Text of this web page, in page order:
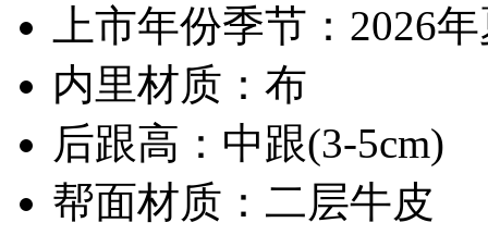
上市年份季节：2026
内里材质：布
后跟高：中跟(3-5cm)
帮面材质：二层牛皮